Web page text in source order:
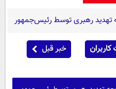
تهدید رهبری توسط رئیس‌جمهور
خبر قبل